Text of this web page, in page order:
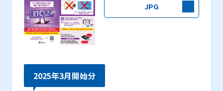
JPG
2025年3月開始分